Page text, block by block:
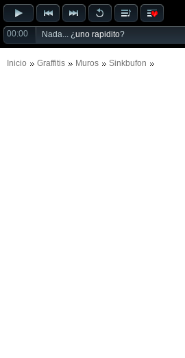
00:00 Nada... ¿uno rapidito?
Inicio Graffitis Muros Sinkbufon